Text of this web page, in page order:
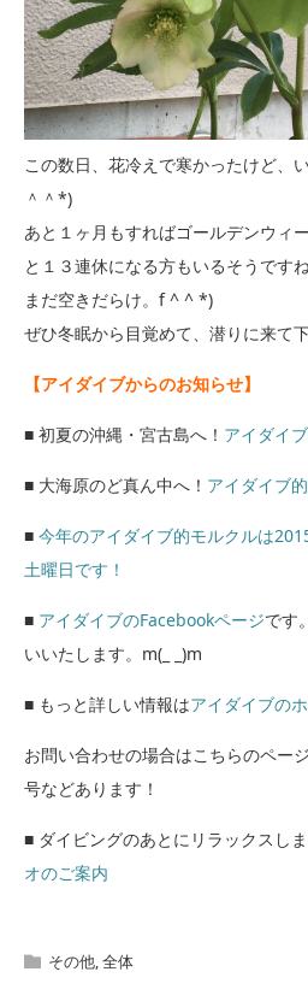
この数日、花冷えで寒かったけど、
＾＾*)
あと１ヶ月もすればゴールデンウィ
と１３連休になる方もいるそうです
まだ空きだらけ。f ^ ^ *)
ぜひ冬眠から目覚めて、潜りに来て
【アイダイブからのお知らせ】
■ 初夏の沖縄・宮古島へ！ アイダイ
■ 大海原のど真ん中へ！ アイダイブ
■ 今年のアイダイブ的モルクルは
土曜日です！
■ アイダイブのFacebookページです
いいたします。m(_ _)m
■ もっと詳しい情報はアイダイブの
お問い合わせの場合はこちらのペー
号などあります！
■ ダイビングのあとにリラックスし
オのご案内
その他,全体